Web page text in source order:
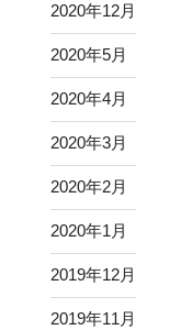
2020年12月
2020年5月
2020年4月
2020年3月
2020年2月
2020年1月
2019年12月
2019年11月